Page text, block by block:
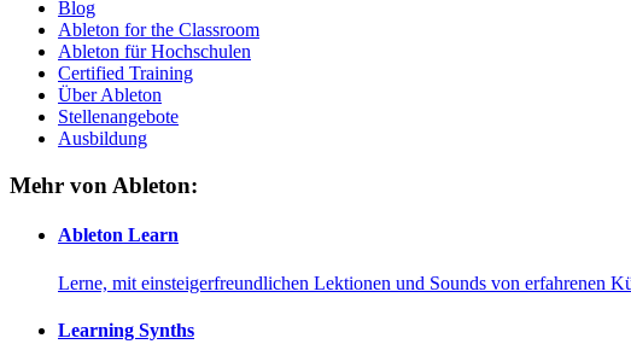
Blog
Ableton for the Classroom
Ableton für Hochschulen
Certified Training
Über Ableton
Stellenangebote
Ausbildung
Mehr von Ableton:
Ableton Learn
Lerne, mit einsteigerfreundlichen Lektionen und Sounds von erfahrenen
Learning Synths